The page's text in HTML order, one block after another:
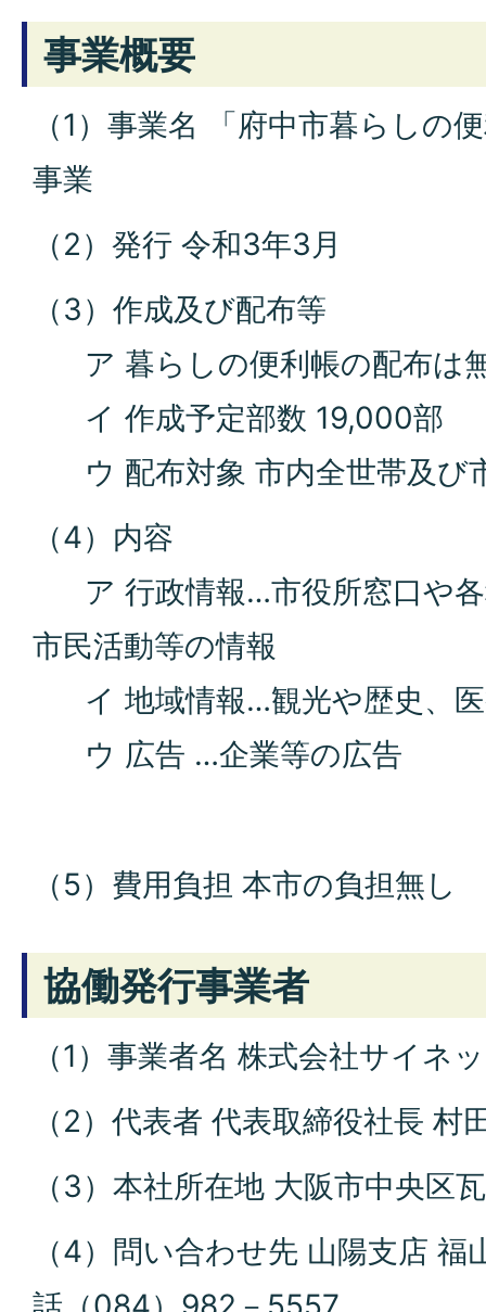
事業概要
（1）事業名 「府中市暮らしの
事業
（2）発行 令和3年3月
（3）作成及び配布等
ア 暮らしの便利帳の配布は
イ 作成予定部数 19,000部
ウ 配布対象 市内全世帯及び
（4）内容
ア 行政情報…市役所窓口や各
市民活動等の情報
イ 地域情報…観光や歴史、医
ウ 広告 …企業等の広告
（5）費用負担 本市の負担無し
協働発行事業者
（1）事業者名 株式会社サイネ
（2）代表者 代表取締役社長 村
（3）本社所在地 大阪市中央区
（4）問い合わせ先 山陽支店